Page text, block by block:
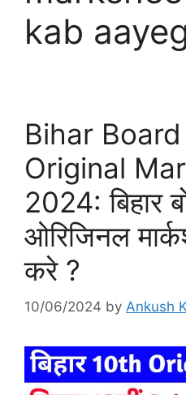
kab
Bihar
Original
2024: बिहार
ओरिजिनल
करे ?
10/06/2024 by Ankush